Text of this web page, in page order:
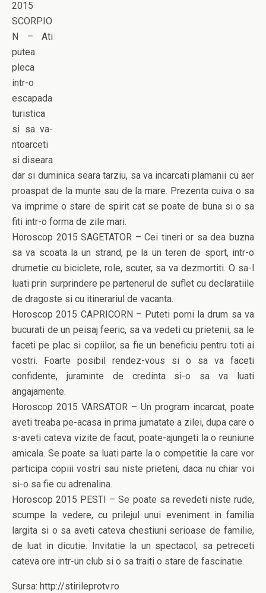
2015
SCORPIO
N – Ati
putea
pleca
intr-o
escapada
turistica
si sa va-
ntoarceti
si diseara
dar si duminica seara tarziu, sa va incarcati plamanii cu aer
proaspat de la munte sau de la mare. Prezenta cuiva o sa
va imprime o stare de spirit cat se poate de buna si o sa
fiti intr-o forma de zile mari.
Horoscop 2015 SAGETATOR – Cei tineri or sa dea buzna
sa va scoata la un strand, pe la un teren de sport, intr-o
drumetie cu biciclete, role, scuter, sa va dezmortiti. O sa-l
luati prin surprindere pe partenerul de suflet cu declaratiile
de dragoste si cu itinerariul de vacanta.
Horoscop 2015 CAPRICORN – Puteti porni la drum sa va
bucurati de un peisaj feeric, sa va vedeti cu prietenii, sa le
faceti pe plac si copiilor, sa fie un beneficiu pentru toti ai
vostri. Foarte posibil rendez-vous si o sa va faceti
confidente, juraminte de credinta si-o sa va luati
angajamente.
Horoscop 2015 VARSATOR – Un program incarcat, poate
aveti treaba pe-acasa in prima jumatate a zilei, dupa care o
s-aveti cateva vizite de facut, poate-ajungeti la o reuniune
amicala. Se poate sa luati parte la o competitie la care vor
participa copiii vostri sau niste prieteni, daca nu chiar voi
si-o sa fie cu adrenalina.
Horoscop 2015 PESTI – Se poate sa revedeti niste rude,
scumpe la vedere, cu prilejul unui eveniment in familia
largita si o sa aveti cateva chestiuni serioase de familie,
de luat in dicutie. Invitatie la un spectacol, sa petreceti
cateva ore intr-un club si o sa traiti o stare de fascinatie.
Sursa: http://stirileprotv.ro